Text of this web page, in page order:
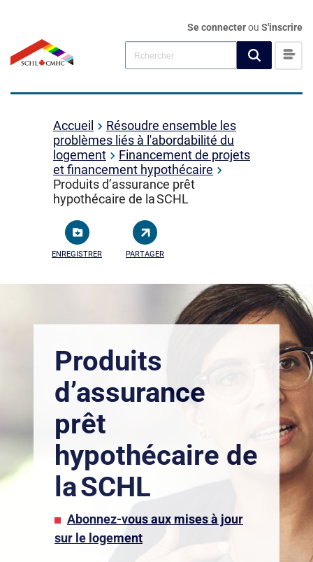
Se connecterou S'inscrire
Accueil
Résoudre ensemble les
problèmes liés à l'abordabilité du
logement
Financement de projets
et financement hypothécaire
Produits d’assurance prêt
hypothécaire de la SCHL
ENREGISTRER PARTAGER
Produits
d’assurance
prêt
hypothécaire de
la SCHL
Abonnez-vous aux mises à jour
sur le logement